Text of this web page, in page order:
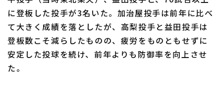
に登板した投手が3名いた。加治屋投手は前年に比べ
て大きく成績を落としたが、高梨投手と益田投手は
登板数こそ減らしたものの、疲労をものともせずに
安定した投球を続け、前年よりも防御率を向上させ
た。